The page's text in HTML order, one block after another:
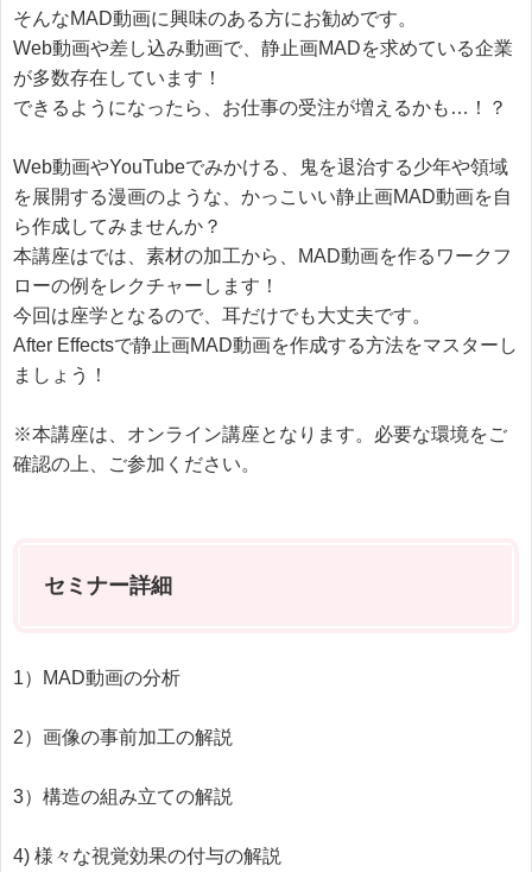
そんなMAD動画に興味のある方にお勧めです。
Web動画や差し込み動画で、静止画MADを求めている企業
が多数存在しています！
できるようになったら、お仕事の受注が増えるかも…！？
Web動画やYouTubeでみかける、鬼を退治する少年や領域
を展開する漫画のような、かっこいい静止画MAD動画を自
ら作成してみませんか？
本講座はでは、素材の加工から、MAD動画を作るワークフ
ローの例をレクチャーします！
今回は座学となるので、耳だけでも大丈夫です。
After Effectsで静止画MAD動画を作成する方法をマスターし
ましょう！
※本講座は、オンライン講座となります。必要な環境をご
確認の上、ご参加ください。
セミナー詳細
1）MAD動画の分析
2）画像の事前加工の解説
3）構造の組み立ての解説
4) 様々な視覚効果の付与の解説